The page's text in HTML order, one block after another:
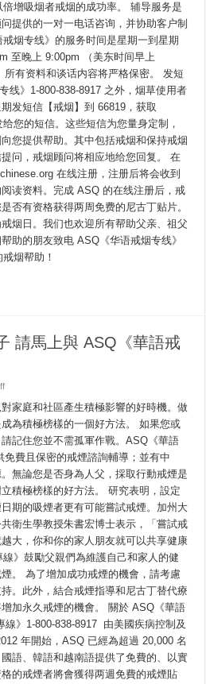
增吸烟者戒烟的成功率。 辅导服务是
提供的一对一电话咨询，并协助客户制
烟专线》的服务时间是星期一到星期
至晚上 9:00pm （美东时间早上
所有资料和谈话内容将严格保密。 发短
线》1-800-838-8917 之外，烟草使用者
发短信【戒烟】到 66819，获取
您的短信。这些短信为您量身定制，
您提供帮助。其中包括戒烟和保持戒烟
问，戒烟顾问将相应地给您回复。 在
在线注册，注册后将会收到
读资料。完成 ASQ 的在线注册后，戒
否有资格获得两周免费的尼古丁贴片。
烟日。我们也欢迎所有帮助父亲、祖父
助的朋友致电 ASQ《华语戒烟专线》
烟帮助！
請馬上與 ASQ《華語戒
on
親
節
～
戒
煙
日
子
請
馬
上
與
ASQ《華
語
戒
煙
專
線》
聯
家庭和社區產生積極影響的好時機。做
為積極榜樣的一個好方法。 如果您或
記住您並不需孤軍作戰。ASQ《華語
費且保密的戒煙諮詢輔導；並有中
無論您是否身為人父，採取行動戒煙是
積極榜樣的好方法。 研究表明，設定
期的吸煙者更有可能嘗試戒煙。加州大
衛生學教授朱書宏博士表示，「嘗試戒
大，你和你的家人朋友就可以共享健康
》鼓勵父親們為維護自己和家人的健
。 為了增加成功戒煙的機會，請考慮
。此外，結合戒煙指導和尼古丁替代療
加永久戒煙的機會。 關於 ASQ《華語
線》1-800-838-8917 由美國疾病控制及
年開始，ASQ 已經為超過 20,000 名
語、韓語和越南語提供了免費的、以實
的戒煙者將會獲得两週免費的戒煙貼